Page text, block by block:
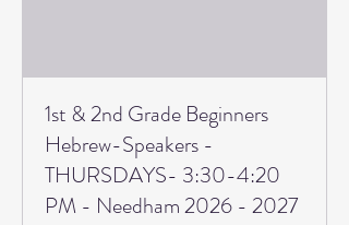
1st & 2nd Grade Beginners
Hebrew-Speakers -
THURSDAYS- 3:30-4:20
PM - Needham 2026 - 2027